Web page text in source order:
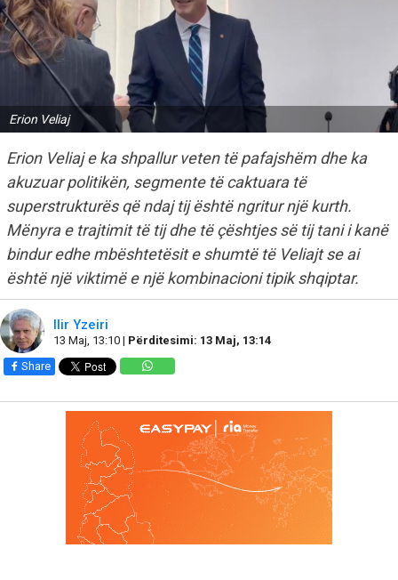
Erion Veliaj
Erion Veliaj e ka shpallur veten të pafajshëm dhe ka
akuzuar politikën, segmente të caktuara të
superstrukturës që ndaj tij është ngritur një kurth.
Mënyra e trajtimit të tij dhe të çështjes së tij tani i kanë
bindur edhe mbështetësit e shumtë të Veliajt se ai
është një viktimë e një kombinacioni tipik shqiptar.
Ilir Yzeiri
13 Maj, 13:10 | Përditesimi: 13 Maj, 13:14
Share